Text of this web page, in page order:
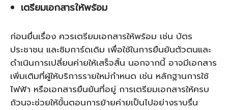
เตรียมเอกสารให้พร้อม
ก่อนยื่นเรื่อง ควรเตรียมเอกสารให้พร้อม เช่น บัตร
ประชาชน และซิมการ์ดเดิม เพื่อใช้ในการยืนยันตัวตนและ
ดำเนินการเปลี่ยนค่ายให้เสร็จสิ้น นอกจากนี้ อาจมีเอกสาร
เพิ่มเติมที่ผู้ให้บริการรายใหม่กำหนด เช่น หลักฐานการใช้
ไฟฟ้า หรือเอกสารยืนยันที่อยู่ การเตรียมเอกสารให้ครบ
ถ้วนจะช่วยให้ขั้นตอนการย้ายค่ายเป็นไปอย่างราบรื่น